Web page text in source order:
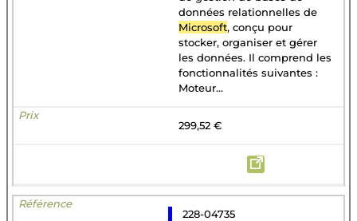
données relationnelles de
Microsoft, conçu pour
stocker, organiser et gérer
les données. Il comprend les
fonctionnalités suivantes :
Moteur...
299,52 €
228-04735